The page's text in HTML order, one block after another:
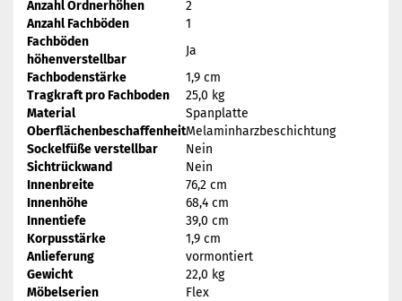
Anzahl Ordnerhöhen
2
Anzahl Fachböden
1
Fachböden
höhenverstellbar
Ja
Fachbodenstärke
1,9 cm
Tragkraft pro Fachboden
25,0 kg
Material
Spanplatte
OberflächenbeschaffenheitMelaminharzbeschichtung
Sockelfüße verstellbar
Nein
Sichtrückwand
Nein
Innenbreite
76,2 cm
Innenhöhe
68,4 cm
Innentiefe
39,0 cm
Korpusstärke
1,9 cm
Anlieferung
vormontiert
Gewicht
22,0 kg
Möbelserien
Flex